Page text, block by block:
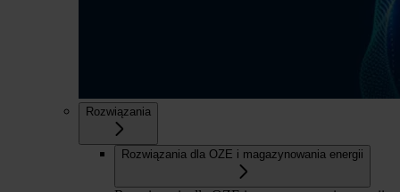
Rozwiązania
Rozwiązania dla OZE i magazynowania energii